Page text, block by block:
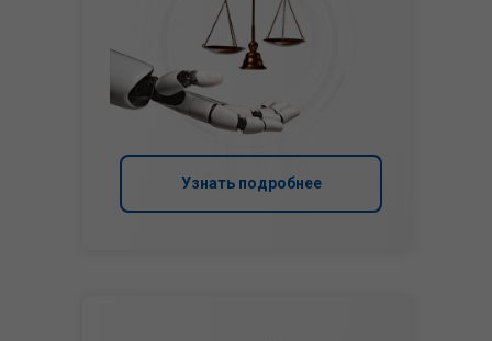
Узнать подробнее